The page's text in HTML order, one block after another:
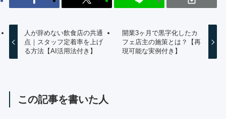
人が辞めない飲食店の共通
点｜スタッフ定着率を上げ
る方法【AI活用法付き】
開業3ヶ月で黒字化したカ
フェ店主の施策とは？【再
現可能な実例付き】
この記事を書いた人